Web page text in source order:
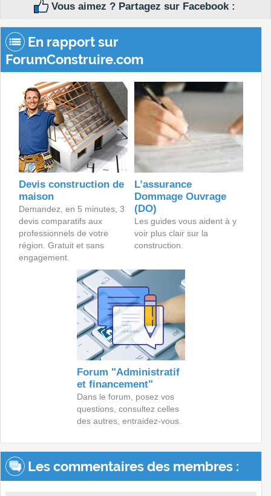
Vous aimez ? Partagez sur Facebook :
En rapport sur
ForumConstruire.com
Devis construction de
maison
Demandez, en 5 minutes, 3
devis comparatifs aux
professionnels de votre
région. Gratuit et sans
engagement.
L’assurance
Dommage Ouvrage
(DO)
Les guides vous aident à y
voir plus clair sur la
construction.
Forum "Administratif
et financement"
Dans le forum, posez vos
questions, consultez celles
des autres, entraidez-vous.
Les commentaires des membres :